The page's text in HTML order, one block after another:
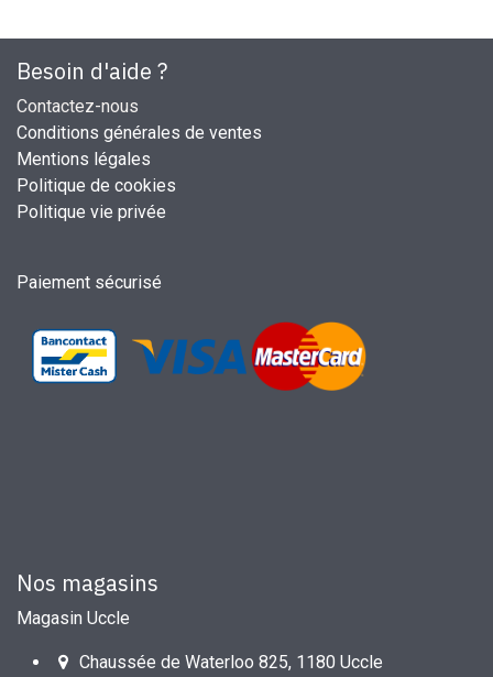
Besoin d'aide ?
Contactez-nous
Conditions générales de ventes
Mentions légales
Politique de cookies
Politique vie privée
Paiement sécurisé
Nos magasins
Magasin Uccle
Chaussée de Waterloo 825, 1180 Uccle